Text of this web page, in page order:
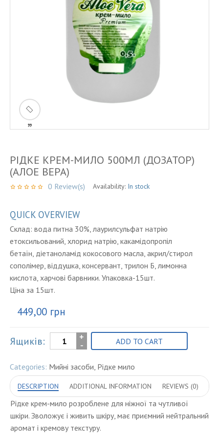
ðŸ
”
РІДКЕ КРЕМ-МИЛО 500МЛ (ДОЗАТОР)
(АЛОЕ ВЕРА)
0 Review(s) Availability: In stock
QUICK OVERVIEW
Склад: вода питна 30%, лаурилсульфат натрію
етоксильований, хлорид натрію, какамідопропіл
бетаїн, діетаноламід кокосового масла, акрил/стирол
сополімер, віддушка, консервант, трилон Б, лимонна
кислота, харчові барвники. Упаковка-15шт.
Ціна за 15шт.
449,00 грн
Ящиків:
Рідке
крем-
мило
500мл
(дозатор)
(алое
ADD TO CART
Categories: Мийні засоби, Рідке мило
DESCRIPTION ADDITIONAL INFORMATION REVIEWS (0)
Рідке крем-мило розроблене для ніжної та чутливої
шкіри. Зволожує і живить шкіру, має приємний нейтральний
аромат і кремову текстуру.